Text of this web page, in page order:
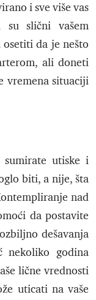
i sve više vas
su slični vašem
da je nešto
ali doneti
vremena situaciji
sumirate utiske i
biti, a nije, šta
nad
da postavite
dešavanja
nekoliko godina
lične vrednosti
uticati na vaše